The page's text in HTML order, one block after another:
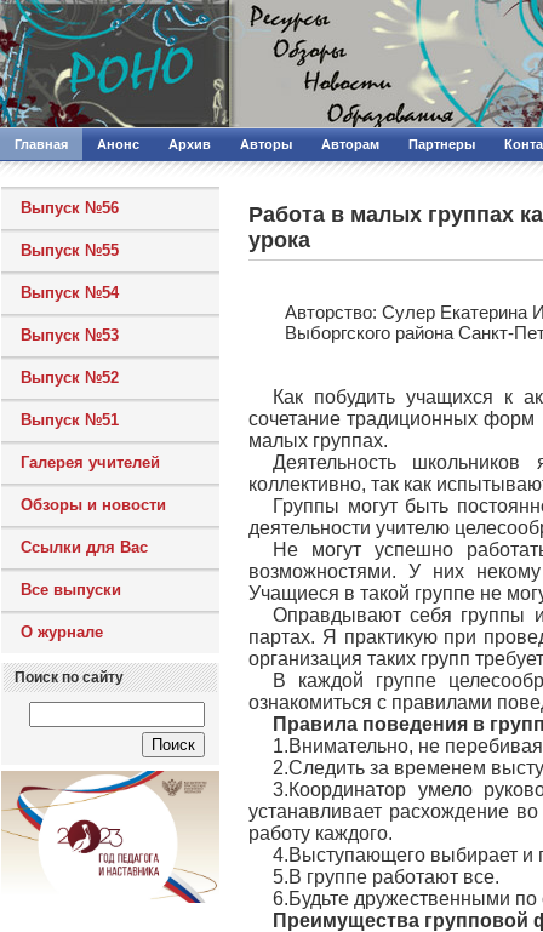
Главная Анонс Архив Авторы Авторам Партнеры
Выпуск №56
Выпуск №55
Выпуск №54
Выпуск №53
Выпуск №52
Выпуск №51
Галерея учителей
Обзоры и новости
Ссылки для Вас
Все выпуски
О журнале
Поиск по сайту
Работа в малых группах
урока
Авторcтво: Сулер Екатерина
Выборгского района Санкт-
Как побудить учащихся к
сочетание традиционных форм
малых группах.
Деятельность
коллективно, так как
Группы могут быть
деятельности учителю
Не могут успешно
возможностями. У них некому
Учащиеся в такой группе не
Оправдывают себя группы
партах. Я практикую при
организация таких групп
В каждой группе
ознакомиться с правилами
Правила поведения в
1.Внимательно, не
2.Следить за временем
3.Координатор умело
устанавливает расхождение
работу каждого.
4.Выступающего выбирает и
5.В группе работают все.
6.Будьте дружественными
Преимущества